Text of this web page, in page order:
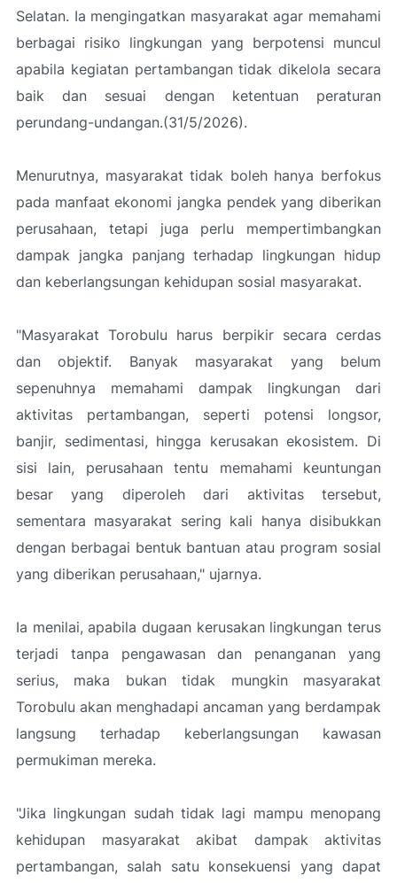
Selatan. Ia mengingatkan masyarakat agar memahami
berbagai risiko lingkungan yang berpotensi muncul
apabila kegiatan pertambangan tidak dikelola secara
baik dan sesuai dengan ketentuan peraturan
perundang-undangan.(31/5/2026).
Menurutnya, masyarakat tidak boleh hanya berfokus
pada manfaat ekonomi jangka pendek yang diberikan
perusahaan, tetapi juga perlu mempertimbangkan
dampak jangka panjang terhadap lingkungan hidup
dan keberlangsungan kehidupan sosial masyarakat.
"Masyarakat Torobulu harus berpikir secara cerdas
dan objektif. Banyak masyarakat yang belum
sepenuhnya memahami dampak lingkungan dari
aktivitas pertambangan, seperti potensi longsor,
banjir, sedimentasi, hingga kerusakan ekosistem. Di
sisi lain, perusahaan tentu memahami keuntungan
besar yang diperoleh dari aktivitas tersebut,
sementara masyarakat sering kali hanya disibukkan
dengan berbagai bentuk bantuan atau program sosial
yang diberikan perusahaan," ujarnya.
Ia menilai, apabila dugaan kerusakan lingkungan terus
terjadi tanpa pengawasan dan penanganan yang
serius, maka bukan tidak mungkin masyarakat
Torobulu akan menghadapi ancaman yang berdampak
langsung terhadap keberlangsungan kawasan
permukiman mereka.
"Jika lingkungan sudah tidak lagi mampu menopang
kehidupan masyarakat akibat dampak aktivitas
pertambangan, salah satu konsekuensi yang dapat